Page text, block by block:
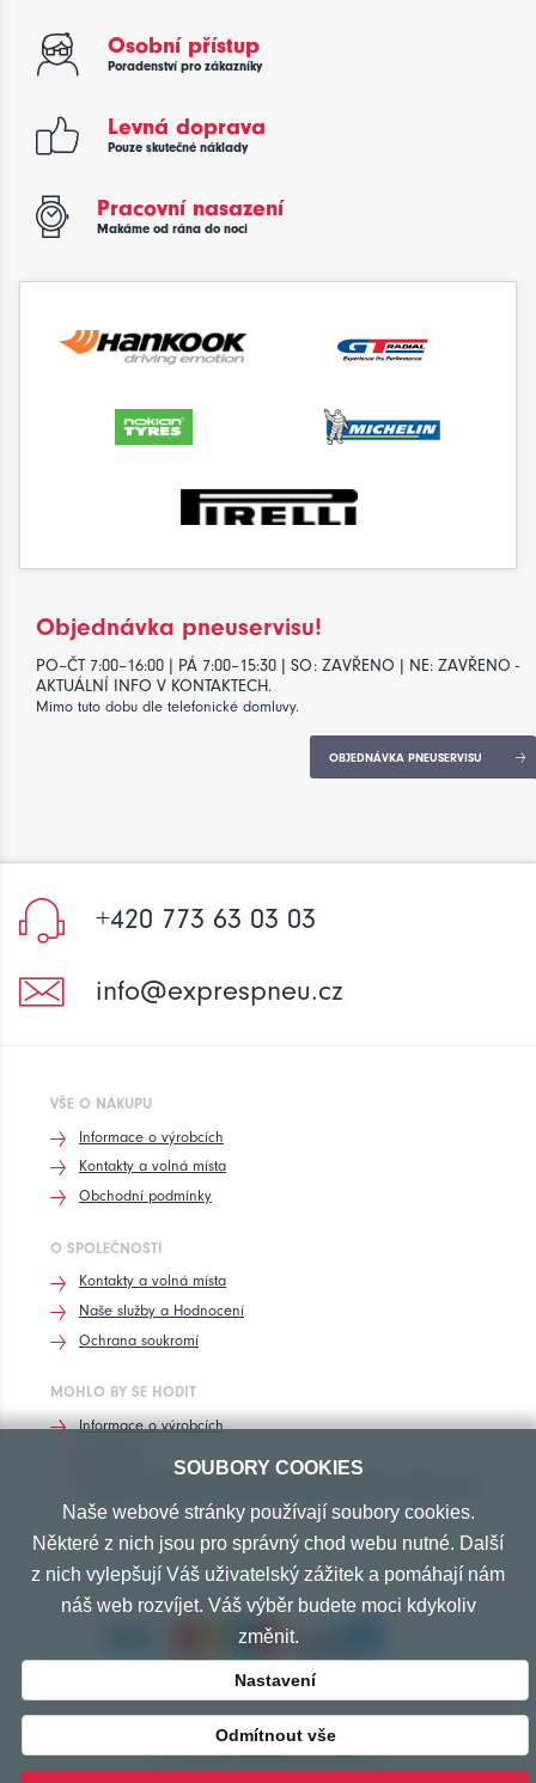
Osobní přístup
Poradenství pro zákazníky
Levná doprava
Pouze skutečné náklady
Pracovní nasazení
Makáme od rána do noci
Objednávka pneuservisu!
PO–ČT 7:00–16:00 | PÁ 7:00–15:30 | SO: ZAVŘENO | NE: ZAVŘENO -
AKTUÁLNÍ INFO V KONTAKTECH.
Mimo tuto dobu dle telefonické domluvy.
OBJEDNÁVKA PNEUSERVISU
+420 773 63 03 03
info@exprespneu.cz
VŠE O NÁKUPU
Informace o výrobcích
Kontakty a volná místa
Obchodní podmínky
O SPOLEČNOSTI
Kontakty a volná místa
Naše služby a Hodnocení
Ochrana soukromí
MOHLO BY SE HODIT
Informace o výrobcích
PŘIJÍMÁME TYTO PLATBY
© Copyright 2010-2026 Exprespneu.cz
SOUBORY COOKIES
Naše webové stránky používají soubory cookies.
Některé z nich jsou pro správný chod webu nutné. Další
z nich vylepšují Váš uživatelský zážitek a pomáhají nám
náš web rozvíjet. Váš výběr budete moci kdykoliv
změnit.
Nastavení
Odmítnout vše